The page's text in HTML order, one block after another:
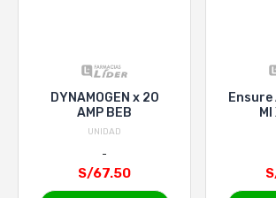
DYNAMOGEN x 20
AMP BEB
UNIDAD
S/67.50